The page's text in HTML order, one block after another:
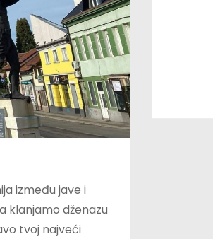
između jave i
klanjamo dženazu
tvoj najveći